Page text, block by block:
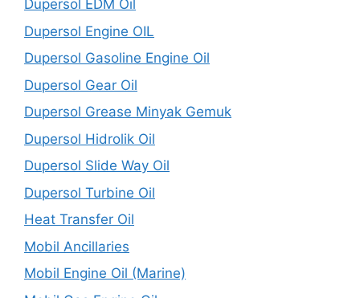
Dupersol EDM Oil
Dupersol Engine OIL
Dupersol Gasoline Engine Oil
Dupersol Gear Oil
Dupersol Grease Minyak Gemuk
Dupersol Hidrolik Oil
Dupersol Slide Way Oil
Dupersol Turbine Oil
Heat Transfer Oil
Mobil Ancillaries
Mobil Engine Oil (Marine)